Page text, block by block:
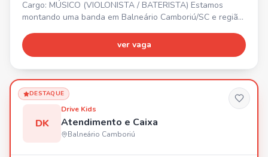
Cargo: MÚSICO (VIOLONISTA / BATERISTA) Estamos
montando uma banda em Balneário Camboriú/SC e região!
pessoas comprometidas, que amem música, tenham
disponibilidade para ensaios e vontade de crescer. 🎶
estrada! 🔥
ver vaga
DESTAQUE
DK
Drive Kids
Atendimento e Caixa
Balneário Camboriú